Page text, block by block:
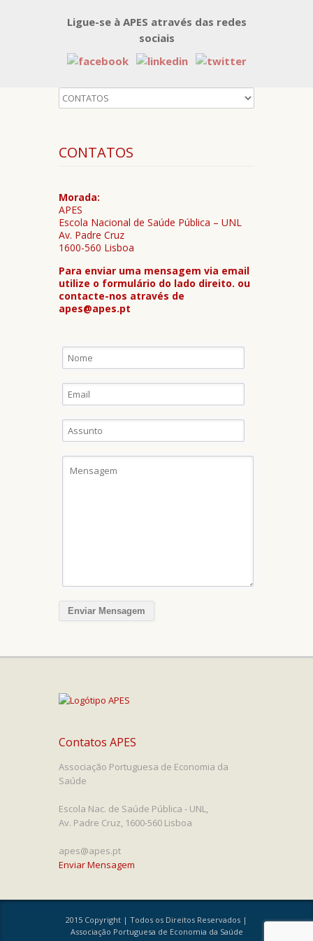
Ligue-se à APES através das redes
sociais
CONTATOS
Morada:
APES
Escola Nacional de Saúde Pública – UNL
Av. Padre Cruz
1600-560 Lisboa
Para enviar uma mensagem via email
utilize o formulário do lado direito. ou
contacte-nos através de
apes@apes.pt
Contatos APES
Associação Portuguesa de Economia da
Saúde
Escola Nac. de Saúde Pública - UNL,
Av. Padre Cruz, 1600-560 Lisboa
apes@apes.pt
Enviar Mensagem
2015 Copyright | Todos os Direitos Reservados |
Associação Portuguesa de Economia da Saúde